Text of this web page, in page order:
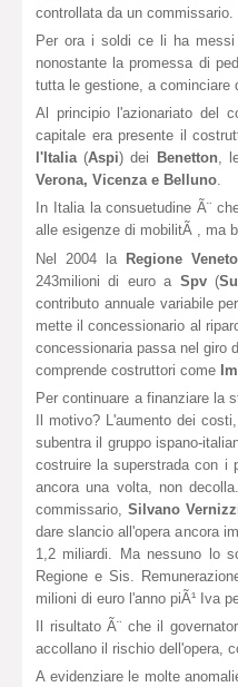
controllata da un commissario.
Per ora i soldi ce li ha messi
nonostante la promessa di
tutta le gestione, a cominciare
Al principio l'azionariato del
capitale era presente il
l'Italia(Aspi) dei Benetton,
Verona, Vicenza e Belluno.
In Italia la consuetudine Ã¨
alle esigenze di mobilitÃ , ma
Nel 2004 laRegione Veneto
243milioni di euro a Spv(
contributo annuale variabile
mette il concessionario al
concessionaria passa nel giro
comprende costruttori come
Per continuare a finanziare la
Il motivo? L'aumento dei
subentra il gruppo ispano-
costruire la superstrada con i
ancora una volta, non
commissario, Silvano
dare slancio all'opera ancora
1,2 miliardi. Ma nessuno lo
Regione e Sis.
milioni di euro l'anno piÃ¹ Iva
Il risultato Ã¨ che il
accollano il rischio dell'opera,
A evidenziare le molte